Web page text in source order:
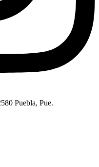
Puebla, Pue.